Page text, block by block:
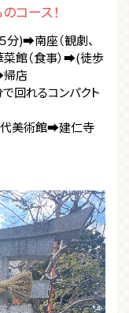
コース！
)➡南座（観劇、
館（食事）➡︎(徒歩
店
回れるコンパクト
美術館➡建仁寺